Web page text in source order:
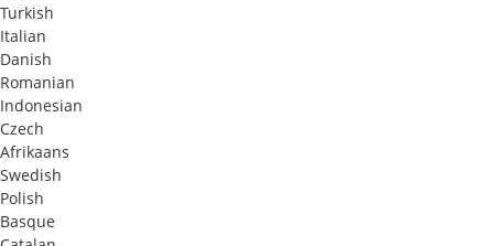
Turkish
Italian
Danish
Romanian
Indonesian
Czech
Afrikaans
Swedish
Polish
Basque